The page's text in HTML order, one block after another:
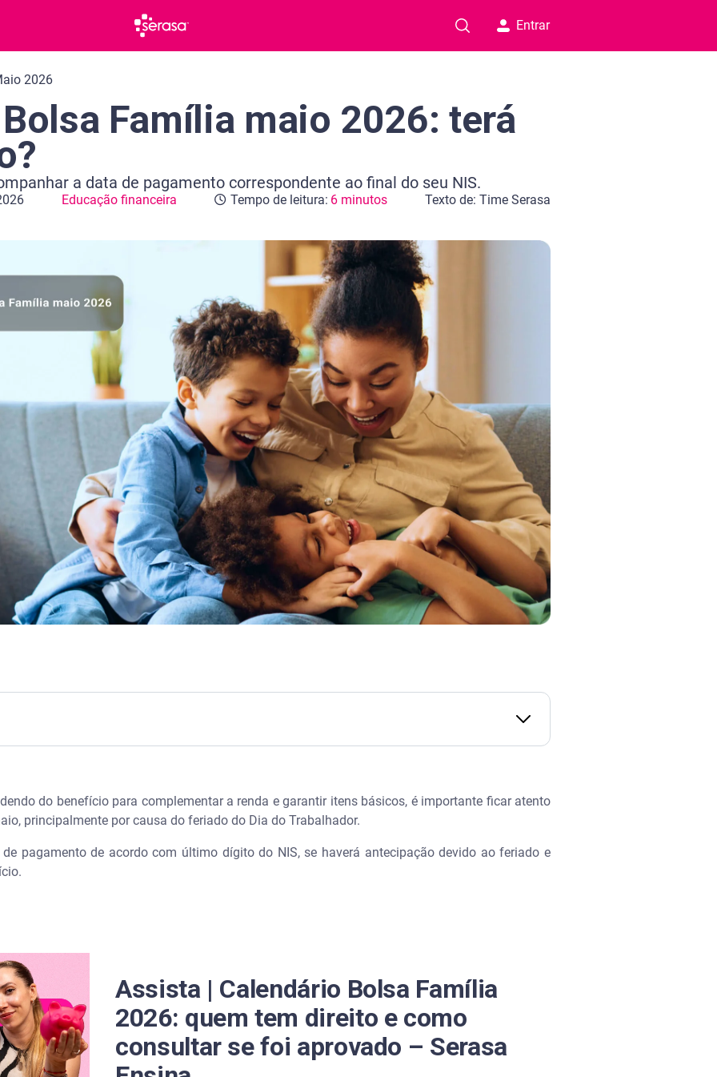
Entrar
2026
Família maio 2026: terá
a data de pagamento correspondente ao final do seu NIS.
Educação financeira Tempo de leitura: 6 minutos Texto de: Time Serasa
Família no mês de maio?
em maio de 2026 devido ao feriado?
do Bolsa Família para 2026?
maio? O que é o “pente fino”?
do Bolsa Família no site ou app?
do benefício para complementar a renda e garantir itens básicos, é importante ficar atento
principalmente por causa do feriado do Dia do Trabalhador.
pagamento de acordo com último dígito do NIS, se haverá antecipação devido ao feriado e
Assista | Calendário Bolsa Família
2026: quem tem direito e como
consultar se foi aprovado – Serasa